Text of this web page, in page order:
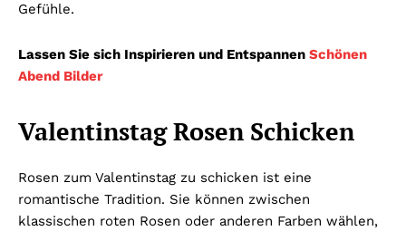
Gefühle.
Lassen Sie sich Inspirieren und Entspannen Schönen
Abend Bilder
Valentinstag Rosen Schicken
Rosen zum Valentinstag zu schicken ist eine
romantische Tradition. Sie können zwischen
klassischen roten Rosen oder anderen Farben wählen,